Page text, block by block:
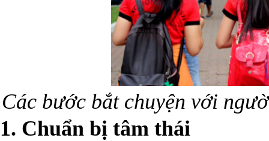
Các bước bắt chuyện với
1. Chuẩn bị tâm thái